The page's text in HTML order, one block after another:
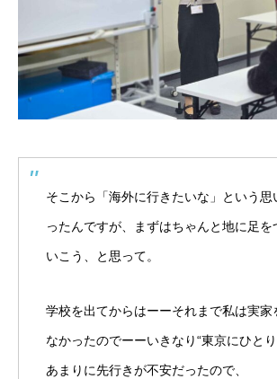
そこから「海外に行きたいな」という思
ったんですが、まずはちゃんと地に足を
いこう、と思って。
学校を出てからはーーそれまで私は実家
なかったのでーーいきなり“東京にひとり
あまりに先行きが不安だったので、